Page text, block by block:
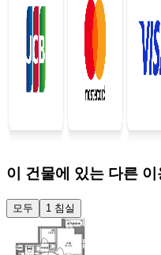
이 건물에 있는 다른
모두 1 침실